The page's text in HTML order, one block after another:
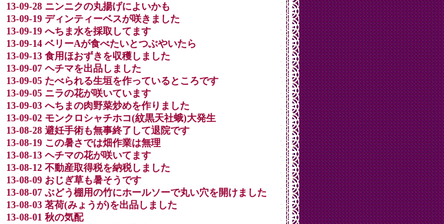
13-09-28 ニンニクの丸揚げによいかも
13-09-19 ディンティーベスが咲きました
13-09-19 へちま水を採取してます
13-09-14 ベリーAが食べたいとつぶやいたら
13-09-13 食用ほおずきを収穫しました
13-09-07 ヘチマを出品しました
13-09-05 たべられる生垣を作っているところです
13-09-05 ニラの花が咲いています
13-09-03 へちまの肉野菜炒めを作りました
13-09-02 モンクロシャチホコ(紋黒天社蛾)大発生
13-08-28 避妊手術も無事終了して退院です
13-08-19 この暑さでは畑作業は無理
13-08-13 ヘチマの花が咲いてます
13-08-12 不動産取得税を納税しました
13-08-09 おじぎ草も暑そうです
13-08-07 ぶどう棚用の竹にホールソーで丸い穴を開けました
13-08-03 茗荷(みょうが)を出品しました
13-08-01 秋の気配